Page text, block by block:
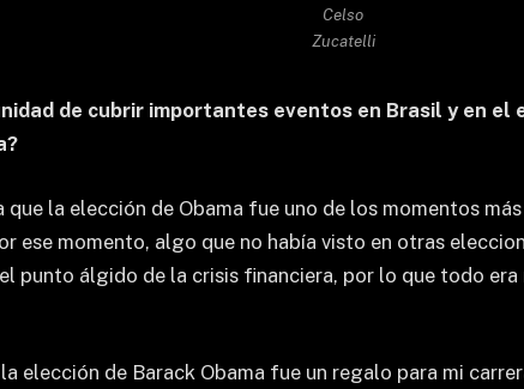
Celso
Zucatelli
de cubrir importantes eventos en Brasil y en
la elección de Obama fue uno de los momentos
ese momento, algo que no había visto en otras
punto álgido de la crisis financiera, por lo que todo
elección de Barack Obama fue un regalo para mi